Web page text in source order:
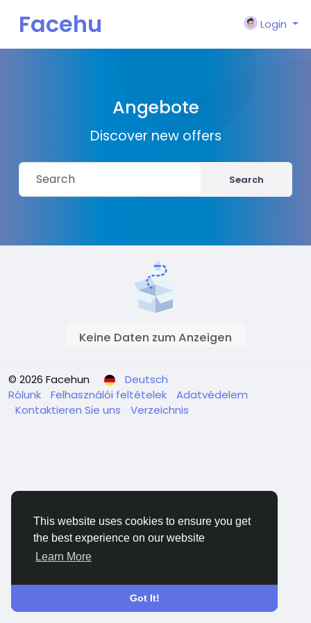
This website uses cookies to ensure you get
the best experience on our website
Learn More
Got It!
Facehu
Login
Angebote
Discover new offers
Search
Keine Daten zum Anzeigen
© 2026 Facehun
Deutsch
Rólunk
Felhasználói feltételek
Adatvédelem
Kontaktieren Sie uns
Verzeichnis